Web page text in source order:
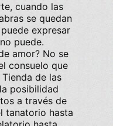
, cuando las
se quedan
puede expresar
puede.
amor? No se
consuelo que
de las
posibilidad
a través de
tanatorio hasta